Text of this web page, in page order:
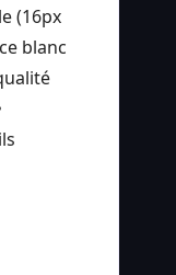
(16px
blanc